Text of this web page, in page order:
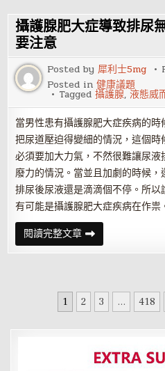
大
症
表
攝
護
腺
腺
體
增
大
攝護腺肥大症導致排尿
要注意
Posted by犀利士5mg
Posted in健康議題
Tagged攝護腺,液態威
當男性患有攝護腺肥大症疾病的
把尿道壓迫得變細的情況，這個
必須要加大力氣，不然很難讓尿
廢力的情況。當並且加劇的時候
排尿後尿液還是滴滴個不停。所
有可能是攝護腺肥大症疾病在作祟
閱讀完整文章攝
護
腺
導
致
排
無
三
1 2 3 ... 418